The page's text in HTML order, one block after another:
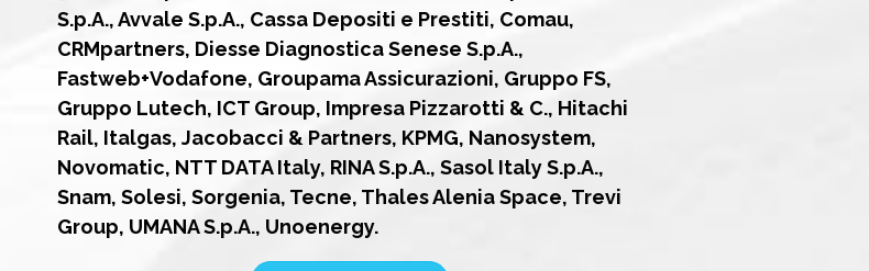
S.p.A., Avvale S.p.A., Cassa Depositi e Prestiti, Comau,
CRMpartners, Diesse Diagnostica Senese S.p.A.,
Fastweb+Vodafone, Groupama Assicurazioni, Gruppo FS,
Gruppo Lutech, ICT Group, Impresa Pizzarotti & C., Hitachi
Rail, Italgas, Jacobacci & Partners, KPMG, Nanosystem,
Novomatic, NTT DATA Italy, RINA S.p.A., Sasol Italy S.p.A.,
Snam, Solesi, Sorgenia, Tecne, Thales Alenia Space, Trevi
Group, UMANA S.p.A., Unoenergy.